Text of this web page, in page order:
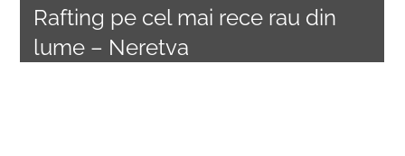
Rafting pe cel mai rece rau din
lume – Neretva